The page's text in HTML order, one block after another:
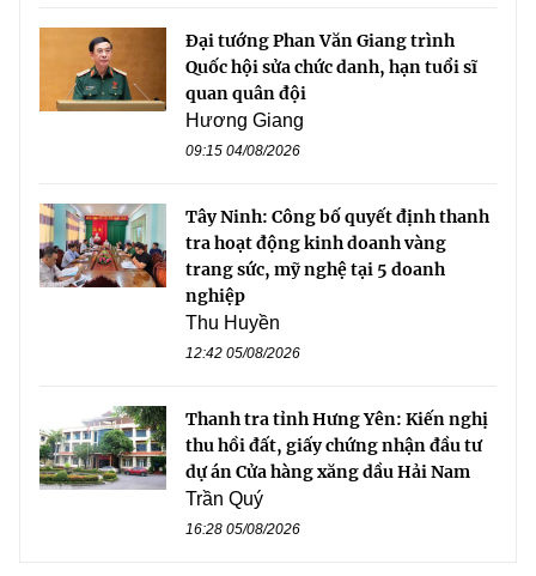
Đại tướng Phan Văn Giang trình
Quốc hội sửa chức danh, hạn tuổi sĩ
quan quân đội
Hương Giang
09:15 04/08/2026
Tây Ninh: Công bố quyết định thanh
tra hoạt động kinh doanh vàng
trang sức, mỹ nghệ tại 5 doanh
nghiệp
Thu Huyền
12:42 05/08/2026
Thanh tra tỉnh Hưng Yên: Kiến nghị
thu hồi đất, giấy chứng nhận đầu tư
dự án Cửa hàng xăng dầu Hải Nam
Trần Quý
16:28 05/08/2026